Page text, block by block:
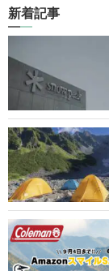
新着記事